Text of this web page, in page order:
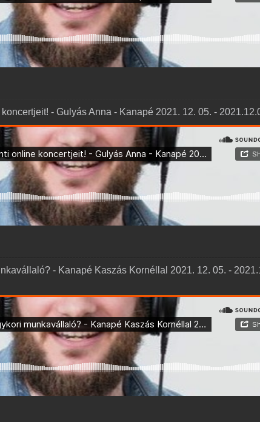
- Gulyás Anna - Kanapé 2021. 12. 05. -
- Kanapé Kaszás Kornéllal 2021. 12. 05. -